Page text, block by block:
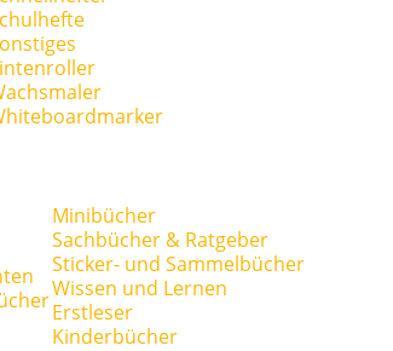
Minibücher
Sachbücher & Ratgeber
Sticker- und Sammelbücher
Wissen und Lernen
Erstleser
Kinderbücher